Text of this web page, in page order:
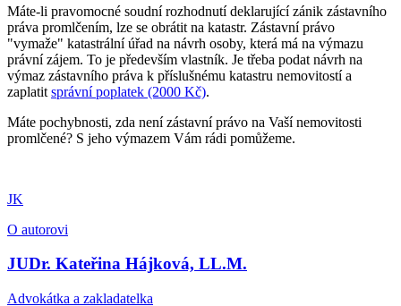
Máte-li pravomocné soudní rozhodnutí deklarující zánik zástavního
práva promlčením, lze se obrátit na katastr. Zástavní právo
"vymaže" katastrální úřad na návrh osoby, která má na výmazu
právní zájem. To je především vlastník. Je třeba podat návrh na
výmaz zástavního práva k příslušnému katastru nemovitostí a
zaplatit správní poplatek (2000 Kč).
Máte pochybnosti, zda není zástavní právo na Vaší nemovitosti
promlčené? S jeho výmazem Vám rádi pomůžeme.
JK
O autorovi
JUDr. Kateřina Hájková, LL.M.
Advokátka a zakladatelka